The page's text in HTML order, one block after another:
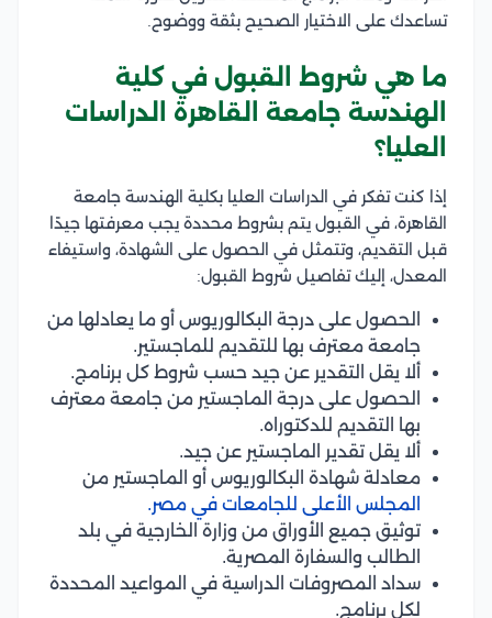
تساعدك على الاختيار الصحيح بثقة ووضوح.
ما هي شروط القبول في كلية
الهندسة جامعة القاهرة الدراسات
العليا؟
إذا كنت تفكر في الدراسات العليا بكلية الهندسة جامعة
القاهرة، في القبول يتم بشروط محددة يجب معرفتها جيدًا
قبل التقديم، وتتمثل في الحصول على الشهادة، واستيفاء
المعدل، إليك تفاصيل شروط القبول:
الحصول على درجة البكالوريوس أو ما يعادلها من
جامعة معترف بها للتقديم للماجستير.
ألا يقل التقدير عن جيد حسب شروط كل برنامج.
الحصول على درجة الماجستير من جامعة معترف
بها التقديم للدكتوراه.
ألا يقل تقدير الماجستير عن جيد.
معادلة شهادة البكالوريوس أو الماجستير من
المجلس الأعلى للجامعات في مصر.
توثيق جميع الأوراق من وزارة الخارجية في بلد
الطالب والسفارة المصرية.
سداد المصروفات الدراسية في المواعيد المحددة
لكل برنامج.